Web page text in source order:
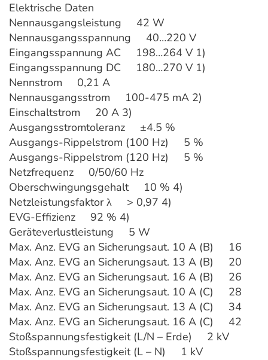
Elektrische Daten
Nennausgangsleistung 42 W
Nennausgangsspannung 40…220 V
Eingangsspannung AC 198…264 V 1)
Eingangsspannung DC 180…270 V 1)
Nennstrom 0,21 A
Nennausgangsstrom 100-475 mA 2)
Einschaltstrom 20 A 3)
Ausgangsstromtoleranz ±4.5 %
Ausgangs-Rippelstrom (100 Hz) 5 %
Ausgangs-Rippelstrom (120 Hz) 5 %
Netzfrequenz 0/50/60 Hz
Oberschwingungsgehalt 10 % 4)
Netzleistungsfaktor λ > 0,97 4)
EVG-Effizienz 92 % 4)
Geräteverlustleistung 5 W
Max. Anz. EVG an Sicherungsaut. 10 A (B) 16
Max. Anz. EVG an Sicherungsaut. 13 A (B) 20
Max. Anz. EVG an Sicherungsaut. 16 A (B) 26
Max. Anz. EVG an Sicherungsaut. 10 A (C) 28
Max. Anz. EVG an Sicherungsaut. 13 A (C) 34
Max. Anz. EVG an Sicherungsaut. 16 A (C) 42
Stoßspannungsfestigkeit (L/N – Erde) 2 kV
Stoßspannungsfestigkeit (L – N) 1 kV